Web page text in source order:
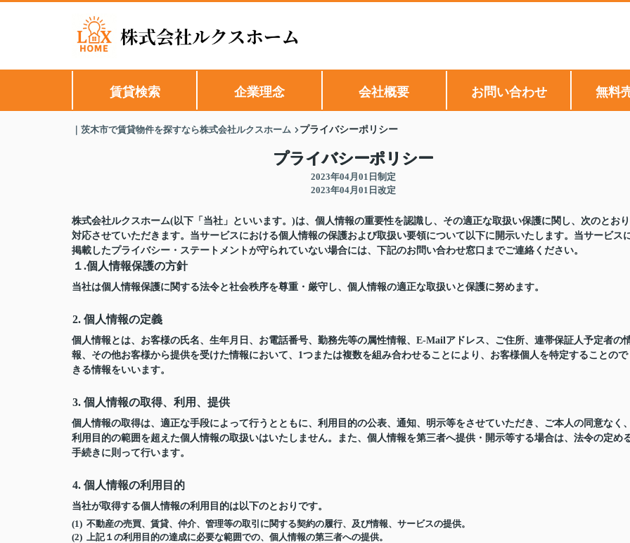
賃貸検索 企業理念 会社概要 お問い合わせ 無料
｜茨木市で賃貸物件を探すなら株式会社ルクスホーム プライバシーポリシー
プライバシーポリシー
2023年04月01日制定
2023年04月01日改定
株式会社ルクスホーム(以下「当社」といいます。)は、個人情報の重要性を認識し、その適正な取扱い保護に関し、次のとおり
対応させていただきます。当サービスにおける個人情報の保護および取扱い要領について以下に開示いたします。当サービス
掲載したプライバシー・ステートメントが守られていない場合には、下記のお問い合わせ窓口までご連絡ください。
１.個人情報保護の方針
当社は個人情報保護に関する法令と社会秩序を尊重・厳守し、個人情報の適正な取扱いと保護に努めます。
2. 個人情報の定義
個人情報とは、お客様の氏名、生年月日、お電話番号、勤務先等の属性情報、E-Mailアドレス、ご住所、連帯保証人予定者の
報、その他お客様から提供を受けた情報において、1つまたは複数を組み合わせることにより、お客様個人を特定することので
きる情報をいいます。
3. 個人情報の取得、利用、提供
個人情報の取得は、適正な手段によって行うとともに、利用目的の公表、通知、明示等をさせていただき、ご本人の同意なく
利用目的の範囲を超えた個人情報の取扱いはいたしません。また、個人情報を第三者へ提供・開示等する場合は、法令の定め
手続きに則って行います。
4. 個人情報の利用目的
当社が取得する個人情報の利用目的は以下のとおりです。
(1) 不動産の売買、賃貸、仲介、管理等の取引に関する契約の履行、及び情報、サービスの提供。
(2) 上記１の利用目的の達成に必要な範囲での、個人情報の第三者への提供。